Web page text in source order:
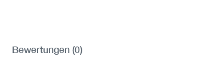
Bewertungen (0)